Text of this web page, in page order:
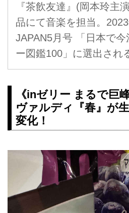
『茶飲友達』(岡本玲主
品にて音楽を担当。
JAPAN5月号 「日本で
ー図鑑100」に選出され
《inゼリー まるで巨
ヴァルディ『春』が
変化！